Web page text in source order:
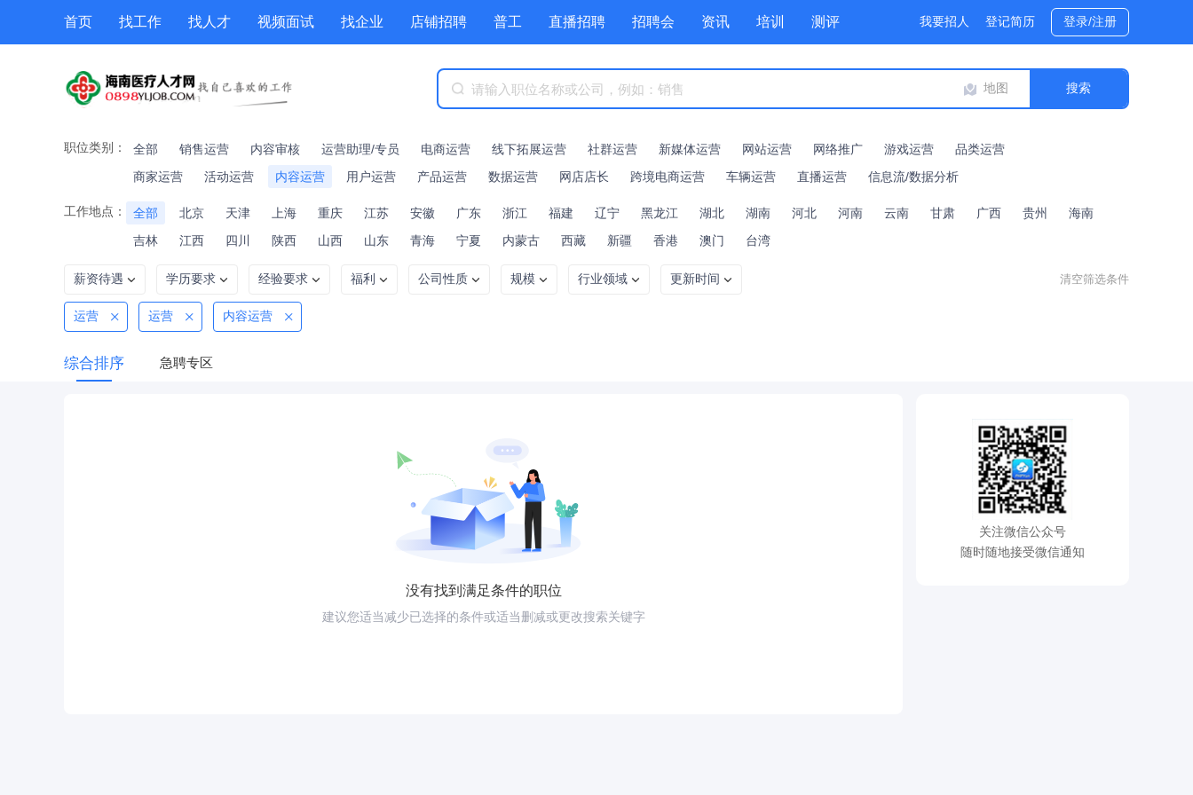
首页 找工作 找人才 视频面试 找企业 店铺招聘 普工 直播招聘 招聘会 资讯 培训 测评
商城 附近职位 工具箱 赏金招聘
我要招人 登记简历 登录/注册
地图
职位类别： 全部 销售运营 内容审核 运营助理/专员 电商运营 线下拓展运营 社群运营 新媒体运营 网站运营 网络推广 游戏运营
品类运营
商家运营
活动运营 内容运营 用户运营 产品运营 数据运营 网店店长 跨境电商运营 车辆运营 直播运营 信息流/数据分析
工作地点： 全部 北京 天津 上海 重庆 江苏 安徽 广东 浙江 福建 辽宁 黑龙江 湖北 湖南 河北 河南 云南 甘肃 广西 贵州
海南
吉林
江西 四川 陕西 山西 山东 青海 宁夏 内蒙古 西藏 新疆 香港 澳门 台湾
薪资待遇 学历要求 经验要求 福利 公司性质 规模 行业领域 更新时间
运营 运营 内容运营
清空筛选条件
综合排序 急聘专区
没有找到满足条件的职位
建议您适当减少已选择的条件或适当删减或更改搜索关键字
关注微信公众号
随时随地接受微信通知